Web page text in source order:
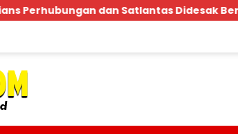
Bertindak Tegas! Bpk.MDT